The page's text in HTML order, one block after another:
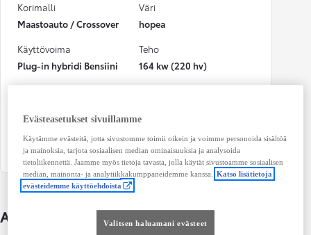
Korimalli
Maastoauto / Crossover
Väri
hopea
Käyttövoima
Plug-in hybridi Bensiini
Teho
164 kw (220 hv)
4
Auton lisätiedot
Evästeasetukset sivuillamme
Käytämme evästeitä, jotta sivustomme toimii oikein ja voimme personoida sisältöä
ja mainoksia, tarjota sosiaalisen median ominaisuuksia ja analysoida
tietoliikennettä. Jaamme myös tietoja tavasta, jolla käytät sivustoamme sosiaalisen
median, mainonta- ja analytiikkakumppaneidemme kanssa.
Katso lisätietoja
evästeidemme käyttöehdoista
Valitsen haluamani evästeet